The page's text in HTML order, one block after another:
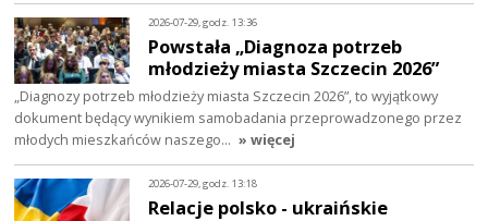
2026-07-29, godz. 13:36
Powstała „Diagnoza potrzeb
młodzieży miasta Szczecin 2026”
„Diagnozy potrzeb młodzieży miasta Szczecin 2026”, to wyjątkowy
dokument będący wynikiem samobadania przeprowadzonego przez
młodych mieszkańców naszego… » więcej
2026-07-29, godz. 13:18
Relacje polsko - ukraińskie